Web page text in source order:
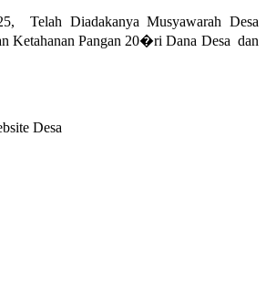
Telah Diadakanya Musyawarah Desa
Ketahanan Pangan 20�ri Dana Desa dan
Desa